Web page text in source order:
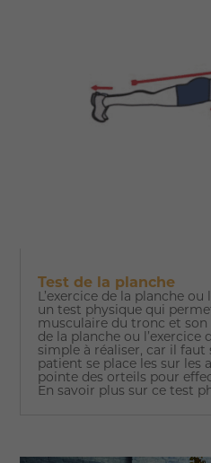
Test de la planche
L’exercice de la planche
un test physique qui
musculaire du tronc et
de la planche ou l’exercice
simple à réaliser, car il
patient se place les sur les
pointe des orteils pour
En savoir plus sur ce test